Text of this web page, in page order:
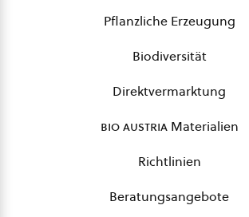
Pflanzliche Erzeugung
Biodiversität
Direktvermarktung
bio austriaMaterialien
Richtlinien
Beratungsangebote